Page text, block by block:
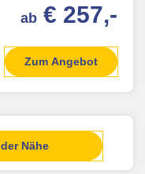
ab € 257,-
Zum Angebot
Nähe